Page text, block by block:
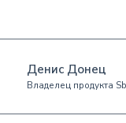
Денис Донец
Владелец продукта